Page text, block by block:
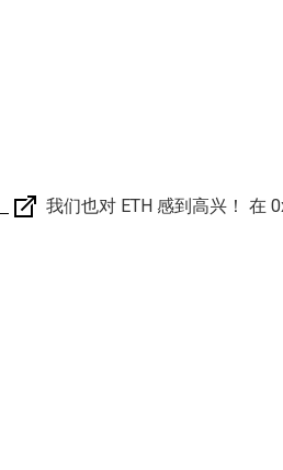
我们也对 ETH 感到高兴！ 在